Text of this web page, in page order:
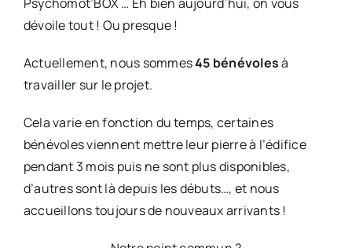
dévoile tout ! Ou presque !
Actuellement, nous sommes45 bénévolesà
travailler sur le projet.
Cela varie en fonction du temps, certaines
bénévoles viennent mettre leur pierre à l’édifice
pendant 3 mois puis ne sont plus disponibles,
d’autres sont là depuis les débuts…, et nous
accueillons toujours de nouveaux arrivants !